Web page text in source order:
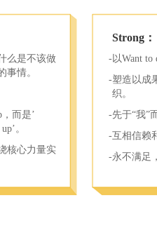
么是不该做
事情。
而是’
。
核心力量实
Strong：
-以Want to
-塑造以成
织。
-先于“我”
-互相信赖
-永不满足